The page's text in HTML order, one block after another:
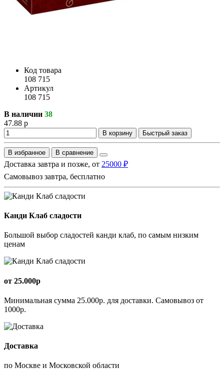
Код товара
108 715
Артикул
108 715
В наличии 38
47.88 р
В корзину Быстрый заказ
В избранное В сравнение
Доставка завтра и позже, от 25000 ₽
Самовывоз завтра, бесплатно
Канди Клаб сладости
Большой выбор сладостей канди клаб, по самым низким
ценам
от 25.000р
Минимальная сумма 25.000р. для доставки. Самовывоз от
1000р.
Доставка
по Москве и Московской области